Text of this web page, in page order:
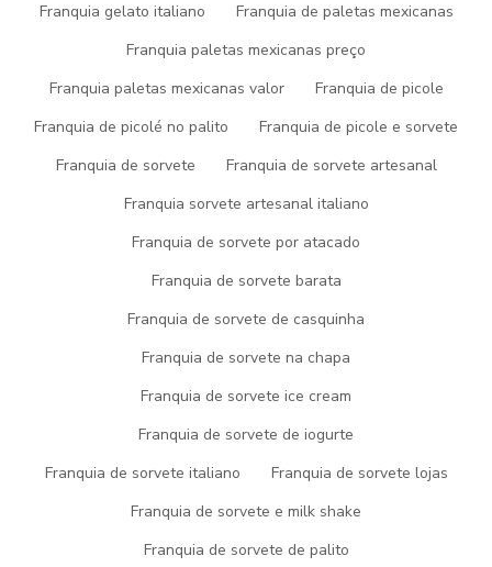
Franquia gelato italiano
Franquia de paletas mexicanas
Franquia paletas mexicanas preço
Franquia paletas mexicanas valor
Franquia de picole
Franquia de picolé no palito
Franquia de picole e sorvete
Franquia de sorvete
Franquia de sorvete artesanal
Franquia sorvete artesanal italiano
Franquia de sorvete por atacado
Franquia de sorvete barata
Franquia de sorvete de casquinha
Franquia de sorvete na chapa
Franquia de sorvete ice cream
Franquia de sorvete de iogurte
Franquia de sorvete italiano
Franquia de sorvete lojas
Franquia de sorvete e milk shake
Franquia de sorvete de palito
sorvete de leite ninho trufado
conquistou corações com sua
combinação única de sabores. Sua popularidade está em
saber sobre essa delícia.
Introdução
apenas gelado? Osorvete de leite ninho trufado
para essa busca por uma experiência única de sabor. Vamos
O que é osorvete de leite
ninho trufado?
Este sorvete combina a suavidade do leite ninho com a riqueza
boca. Os ingredientes cuidadosamente selecionados se unem
para criar uma explosão de sabor inigualável.
Receita Caseira Passo a Passo